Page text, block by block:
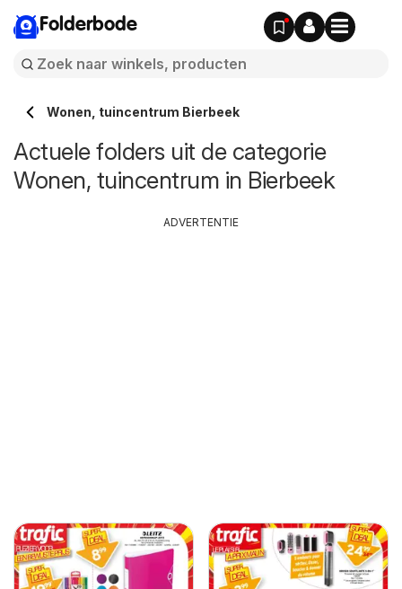
Folderbode
Wonen, tuincentrum Bierbeek
Actuele folders uit de categorie
Wonen, tuincentrum in Bierbeek
ADVERTENTIE